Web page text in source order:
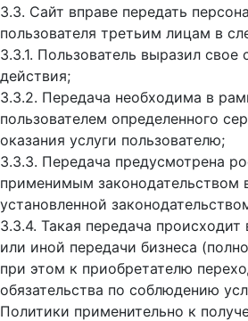
3.3. Сайт вправе передать
пользователя третьим лицам в
3.3.1. Пользователь выразил свое
действия;
3.3.2. Передача необходима в
пользователем определенного
оказания услуги пользователю;
3.3.3. Передача предусмотрена
применимым законодательством
установленной
3.3.4. Такая передача
или иной передачи бизнеса
при этом к приобретателю
обязательства по соблюдению
Политики применительно к